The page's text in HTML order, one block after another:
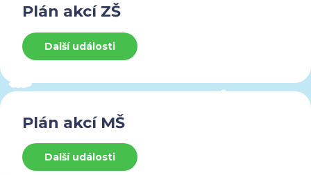
Plán akcí ZŠ
Další události
Plán akcí MŠ
Další události